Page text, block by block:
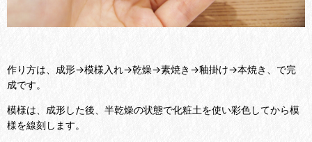
作り方は、成形→模様入れ→乾燥→素焼き→釉掛け→本焼き、で完
成です。
模様は、成形した後、半乾燥の状態で化粧土を使い彩色してから模
様を線刻します。